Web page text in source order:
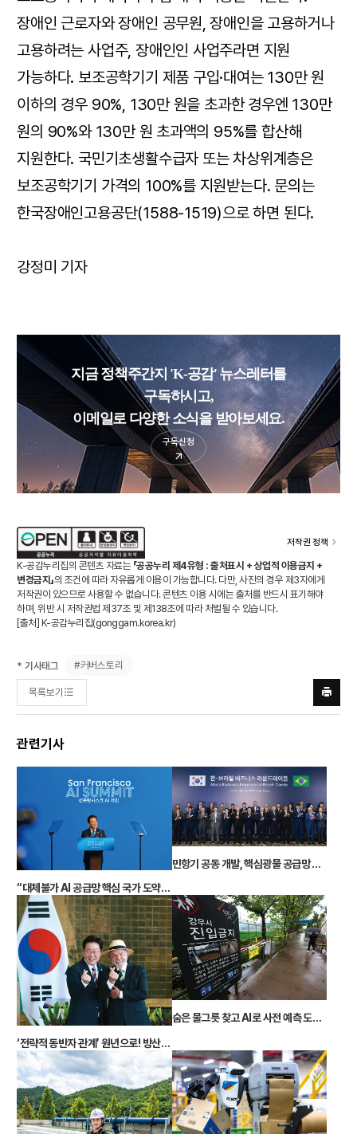
장애인 근로자와 장애인 공무원, 장애인을 고용하거나
고용하려는 사업주, 장애인인 사업주라면 지원
가능하다. 보조공학기기 제품 구입·대여는 130만 원
이하의 경우 90%, 130만 원을 초과한 경우엔 130만
원의 90%와 130만 원 초과액의 95%를 합산해
지원한다. 국민기초생활수급자 또는 차상위계층은
보조공학기기 가격의 100%를 지원받는다. 문의는
한국장애인고용공단(1588-1519)으로 하면 된다.
강정미 기자
지금 정책주간지 'K-공감' 뉴스레터를
구독하시고,
이메일로 다양한 소식을 받아보세요.
구독신청
저작권 정책
K-공감누리집의 콘텐츠 자료는 「공공누리 제4유형 : 출처표시 + 상업적 이용금지 +
변경금지」의 조건에 따라 자유롭게 이용이 가능합니다. 다만, 사진의 경우 제3자에게
저작권이 있으므로 사용할 수 없습니다. 콘텐츠 이용 시에는 출처를 반드시 표기해야
하며, 위반 시 저작권법 제37조 및 제138조에 따라 처벌될 수 있습니다.
[출처] K-공감누리집(gonggam.korea.kr)
* 기사태그 #커버스토리
목록보기
프린트
하기
관련기사
“대체불가 AI 공급망 핵심 국가 도약” 이 대통령 ‘샌프란시스코 AI 선언’… 9500억 달러 ‘AI 동맹’ 이끌어
민항기 공동 개발, 핵심광물 공급망 협력, K-뷰티… “미래산업 함께 이끄는 최적 파트너”
‘전략적 동반자 관계’ 원년으로! 방산·우주·핵심광물 협력 ‘맞손’
숨은 물그릇 찾고 AI로 사전 예측 도시홍수 미리 막는다